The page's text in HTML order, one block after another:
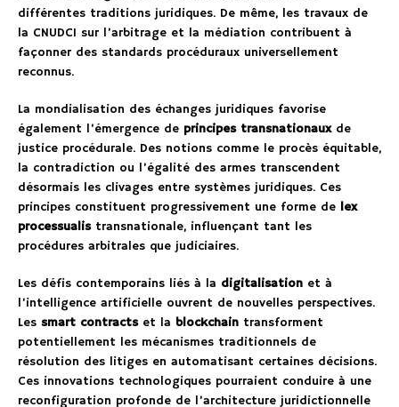
différentes traditions juridiques. De même, les travaux de
la CNUDCI sur l’arbitrage et la médiation contribuent à
façonner des standards procéduraux universellement
reconnus.
La mondialisation des échanges juridiques favorise
également l’émergence de principes transnationauxde
justice procédurale. Des notions comme le procès équitable,
la contradiction ou l’égalité des armes transcendent
désormais les clivages entre systèmes juridiques. Ces
principes constituent progressivement une forme de lex
processualistransnationale, influençant tant les
procédures arbitrales que judiciaires.
Les défis contemporains liés à la digitalisation et à
l’intelligence artificielle ouvrent de nouvelles perspectives.
Les smart contractset la blockchain transforment
potentiellement les mécanismes traditionnels de
résolution des litiges en automatisant certaines décisions.
Ces innovations technologiques pourraient conduire à une
reconfiguration profonde de l’architecture juridictionnelle